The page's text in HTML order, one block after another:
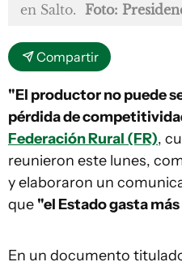
en Salto. Foto:
Compartir
"El productor no puede
pérdida de
Federación Rural (FR),
reunieron este lunes,
y elaboraron un
que "el Estado gasta
En un documento